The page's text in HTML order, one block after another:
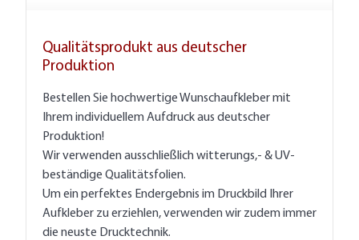
Qualitätsprodukt aus deutscher
Produktion
Bestellen Sie hochwertige Wunschaufkleber mit
Ihrem individuellem Aufdruck aus deutscher
Produktion!
Wir verwenden ausschließlich witterungs,- & UV-
beständige Qualitätsfolien.
Um ein perfektes Endergebnis im Druckbild Ihrer
Aufkleber zu erziehlen, verwenden wir zudem immer
die neuste Drucktechnik.